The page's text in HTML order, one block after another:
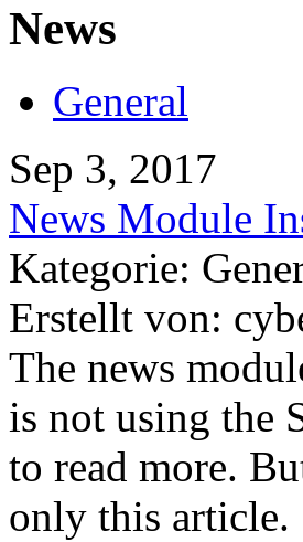
News
General
Sep 3, 2017
News Module
Kategorie:
Erstellt von:
The news
is not using the
to read more.
only this article.